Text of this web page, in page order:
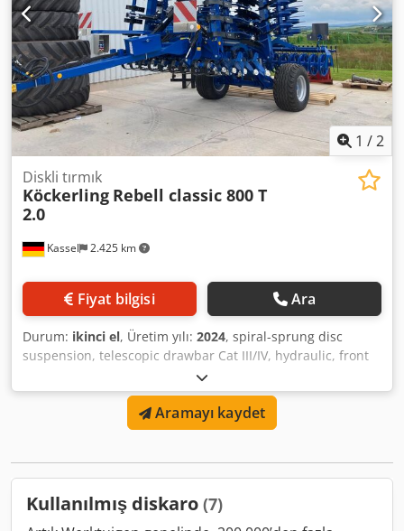
1 /2
Kassel 2.425 km
Diskli tırmık
Köckerling Rebell classic 800 T
2.0
Fiyat bilgisi Ara
Durum: ikinci el, Üretim yılı: 2024, spiral-sprung disc
suspension, telescopic drawbar Cat III/IV, hydraulic, front
leveling board, compressed air brake, DSTS roller, lighting,
following harrow, DSTS roller. Dsdjtt I N Ispfx Agfsck
Aramayı kaydet
Kullanılmış diskaro (7)